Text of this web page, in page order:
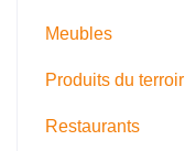
Meubles
Produits du terroir
Restaurants